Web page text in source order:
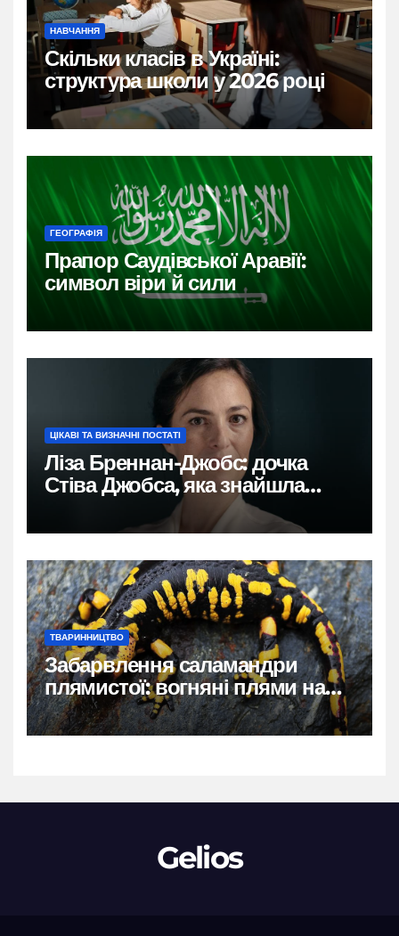
НАВЧАННЯ
Скільки класів в Україні:
структура школи у 2026 році
ГЕОГРАФІЯ
Прапор Саудівської Аравії:
символ віри й сили
ЦІКАВІ ТА ВИЗНАЧНІ ПОСТАТІ
Ліза Бреннан-Джобс: дочка
Стіва Джобса, яка знайшла
власний голос
ТВАРИННИЦТВО
Забарвлення саламандри
плямистої: вогняні плями на
чорному тлі
Gelios